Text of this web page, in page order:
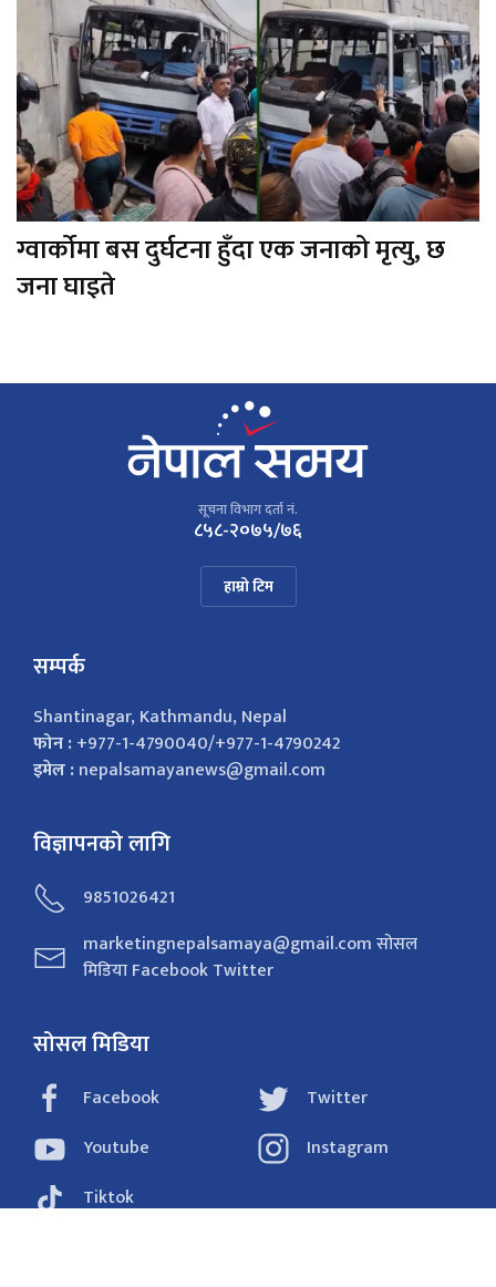
ग्वार्कोमा बस दुर्घटना हुँदा एक जनाको मृत्यु, छ
जना घाइते
सूचना विभाग दर्ता नं.
८५८-२०७५/७६
हाम्रो टिम
सम्पर्क
Shantinagar, Kathmandu, Nepal
फोन :+977-1-4790040/+977-1-4790242
इमेल :nepalsamayanews@gmail.com
विज्ञापनको लागि
9851026421
marketingnepalsamaya@gmail.com सोसल
मिडिया Facebook Twitter
सोसल मिडिया
Facebook
Twitter
Youtube
Instagram
Tiktok